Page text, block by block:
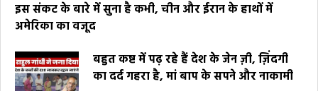
इस संकट के बारे में सुना है कभी, चीन और ईरान के हाथों में
अमेरिका का वजूद
बहुत कष्ट में पढ़ रहे हैं देश के जेन ज़ी, ज़िंदगी
का दर्द गहरा है, मां बाप के सपने और नाकामी